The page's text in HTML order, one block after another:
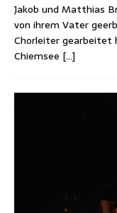
Jakob und Matthias
von ihrem Vater
Chorleiter gearbeitet
Chiemsee […]